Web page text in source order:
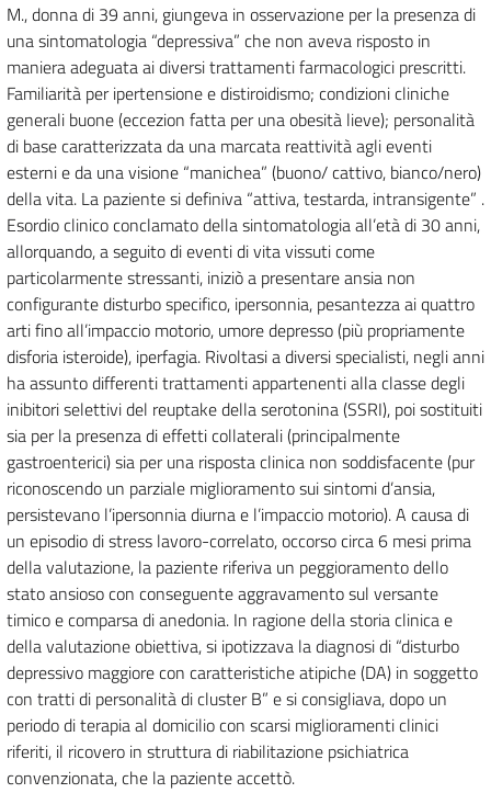
M., donna di 39 anni, giungeva in osservazione per la presenza di
una sintomatologia “depressiva” che non aveva risposto in
maniera adeguata ai diversi trattamenti farmacologici prescritti.
Familiarità per ipertensione e distiroidismo; condizioni cliniche
generali buone (eccezion fatta per una obesità lieve); personalità
di base caratterizzata da una marcata reattività agli eventi
esterni e da una visione “manichea” (buono/ cattivo, bianco/nero)
della vita. La paziente si definiva “attiva, testarda, intransigente” .
Esordio clinico conclamato della sintomatologia all’età di 30 anni,
allorquando, a seguito di eventi di vita vissuti come
particolarmente stressanti, iniziò a presentare ansia non
configurante disturbo specifico, ipersonnia, pesantezza ai quattro
arti fino all’impaccio motorio, umore depresso (più propriamente
disforia isteroide), iperfagia. Rivoltasi a diversi specialisti, negli anni
ha assunto differenti trattamenti appartenenti alla classe degli
inibitori selettivi del reuptake della serotonina (SSRI), poi sostituiti
sia per la presenza di effetti collaterali (principalmente
gastroenterici) sia per una risposta clinica non soddisfacente (pur
riconoscendo un parziale miglioramento sui sintomi d’ansia,
persistevano l’ipersonnia diurna e l’impaccio motorio). A causa di
un episodio di stress lavoro-correlato, occorso circa 6 mesi prima
della valutazione, la paziente riferiva un peggioramento dello
stato ansioso con conseguente aggravamento sul versante
timico e comparsa di anedonia. In ragione della storia clinica e
della valutazione obiettiva, si ipotizzava la diagnosi di “disturbo
depressivo maggiore con caratteristiche atipiche (DA) in soggetto
con tratti di personalità di cluster B” e si consigliava, dopo un
periodo di terapia al domicilio con scarsi miglioramenti clinici
riferiti, il ricovero in struttura di riabilitazione psichiatrica
convenzionata, che la paziente accettò.